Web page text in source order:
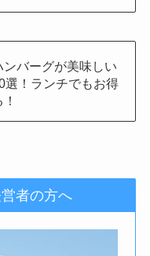
バーグが美味しい
選！ランチでもお得
者の方へ